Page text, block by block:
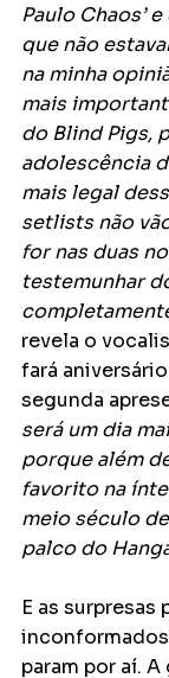
Paulo Chaos’
que não
na minha
mais
do Blind Pigs,
adolescência
mais legal
setlists não
for nas duas
testemunhar
revela o
fará
segunda
será um dia
porque além
favorito na
meio século
palco do
E as surpresas
param por aí. A